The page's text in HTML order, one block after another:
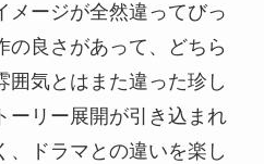
メージが全然違ってびっ
の良さがあって、どちら
囲気とはまた違った珍し
ーリー展開が引き込まれ
、ドラマとの違いを楽し